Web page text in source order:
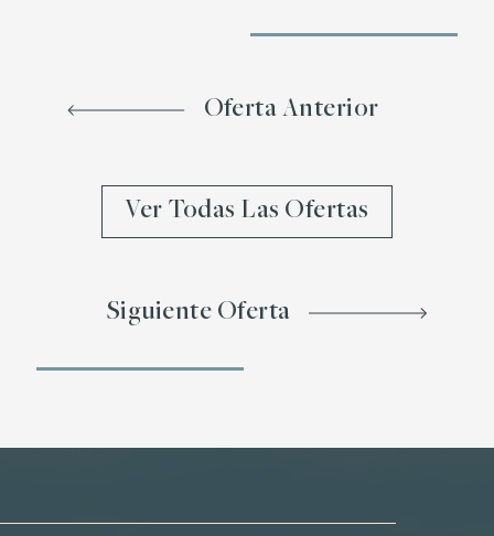
Oferta Anterior
Ver Todas Las Ofertas
Siguiente Oferta